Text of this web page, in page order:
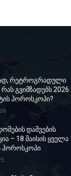
რეტროგრადული
გვიმზადებს 2026
ჰოროსკოპი?
დაშვების
– 18 მაისის ყველა
ჰოროსკოპი